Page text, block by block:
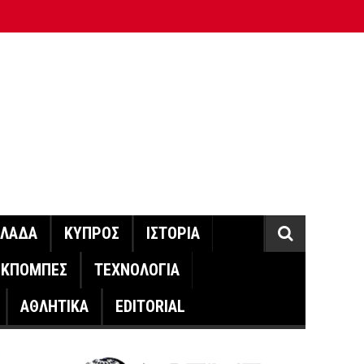
ΚΥΠΡΟΣ
ΙΣΤΟΡΙΑ
ΤΕΧΝΟΛΟΓΙΑ
ΑΘΛΗΤΙΚΑ EDITORIAL